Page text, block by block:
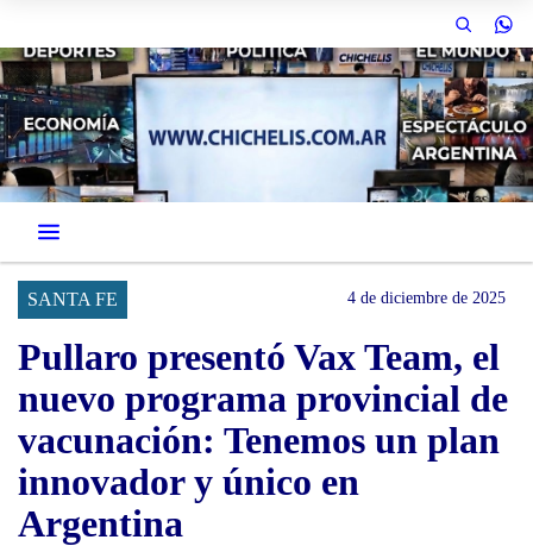
SANTA FE 4 de diciembre de 2025
Pullaro presentó Vax Team, el
nuevo programa provincial de
vacunación: Tenemos un plan
innovador y único en
Argentina